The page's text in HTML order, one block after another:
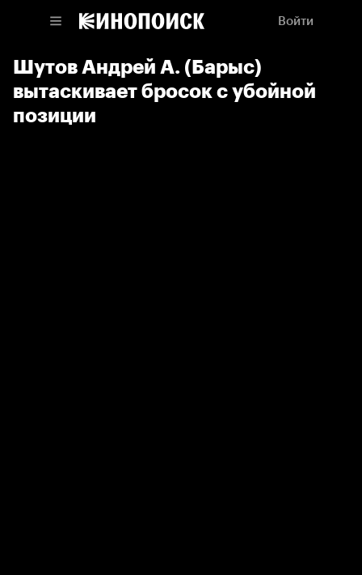
Войти
Шутов Андрей А. (Барыс)
вытаскивает бросок с убойной
позиции